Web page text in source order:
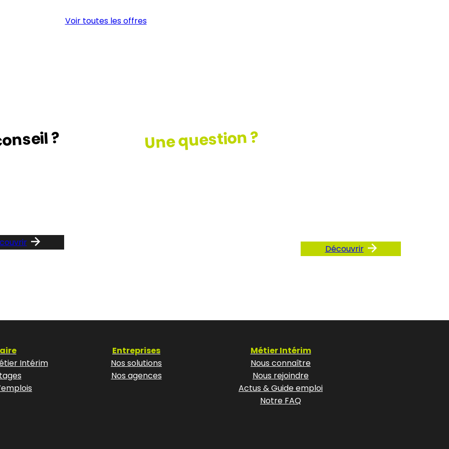
Voir toutes les offres
? Une question ?
Découvrir
Intérim
Entreprises
Nos solutions
Nos agences
Métier Intérim
Nous connaître
Nous rejoindre
Actus & Guide emploi
Notre FAQ